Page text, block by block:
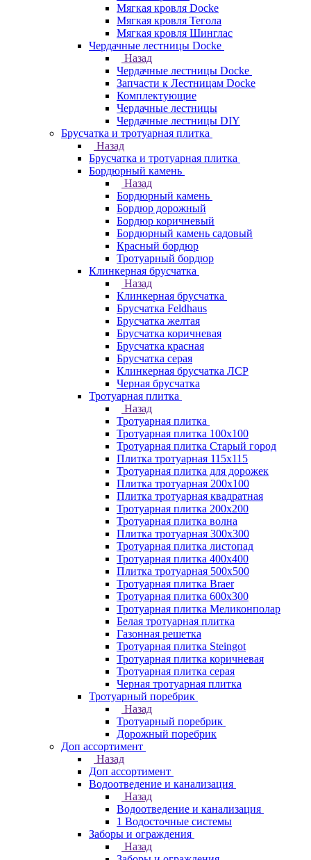
Мягкая кровля Docke
Мягкая кровля Тегола
Мягкая кровля Шинглас
Чердачные лестницы Docke
Назад
Чердачные лестницы Docke
Запчасти к Лестницам Docke
Комплектующие
Чердачные лестницы
Чердачные лестницы DIY
Брусчатка и тротуарная плитка
Назад
Брусчатка и тротуарная плитка
Бордюрный камень
Назад
Бордюрный камень
Бордюр дорожный
Бордюр коричневый
Бордюрный камень садовый
Красный бордюр
Тротуарный бордюр
Клинкерная брусчатка
Назад
Клинкерная брусчатка
Брусчатка Feldhaus
Брусчатка желтая
Брусчатка коричневая
Брусчатка красная
Брусчатка серая
Клинкерная брусчатка ЛСР
Черная брусчатка
Тротуарная плитка
Назад
Тротуарная плитка
Тротуарная плитка 100x100
Тротуарная плитка Старый город
Плитка тротуарная 115x115
Тротуарная плитка для дорожек
Плитка тротуарная 200х100
Плитка тротуарная квадратная
Тротуарная плитка 200х200
Тротуарная плитка волна
Плитка тротуарная 300х300
Тротуарная плитка листопад
Тротуарная плитка 400х400
Плитка тротуарная 500x500
Тротуарная плитка Braer
Тротуарная плитка 600х300
Тротуарная плитка Меликонполар
Белая тротуарная плитка
Газонная решетка
Тротуарная плитка Steingot
Тротуарная плитка коричневая
Тротуарная плитка серая
Черная тротуарная плитка
Тротуарный поребрик
Назад
Тротуарный поребрик
Дорожный поребрик
Доп ассортимент
Назад
Доп ассортимент
Водоотведение и канализация
Назад
Водоотведение и канализация
1 Водосточные системы
Заборы и ограждения
Назад